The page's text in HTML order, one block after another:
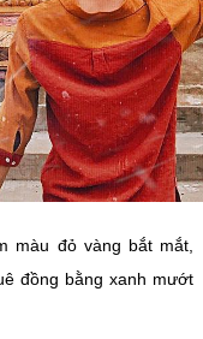
màu đỏ vàng bắt mắt,
đồng bằng xanh mướt